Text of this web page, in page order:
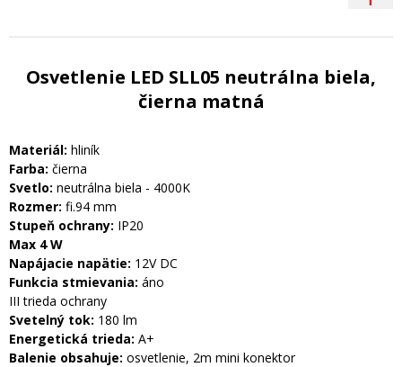
Osvetlenie LED SLL05 neutrálna biela,
čierna matná
Materiál: hliník
Farba: čierna
Svetlo: neutrálna biela - 4000K
Rozmer: fi.94 mm
Stupeň ochrany: IP20
Max 4 W
Napájacie napätie: 12V DC
Funkcia stmievania: áno
III trieda ochrany
Svetelný tok: 180 lm
Energetická trieda: A+
Balenie obsahuje: osvetlenie, 2m mini konektor